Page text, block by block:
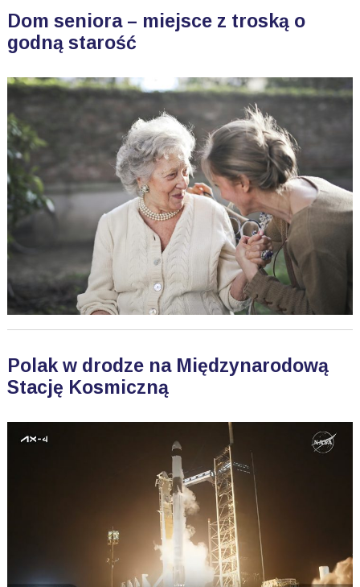
Dom seniora – miejsce z troską o
godną starość
Polak w drodze na Międzynarodową
Stację Kosmiczną